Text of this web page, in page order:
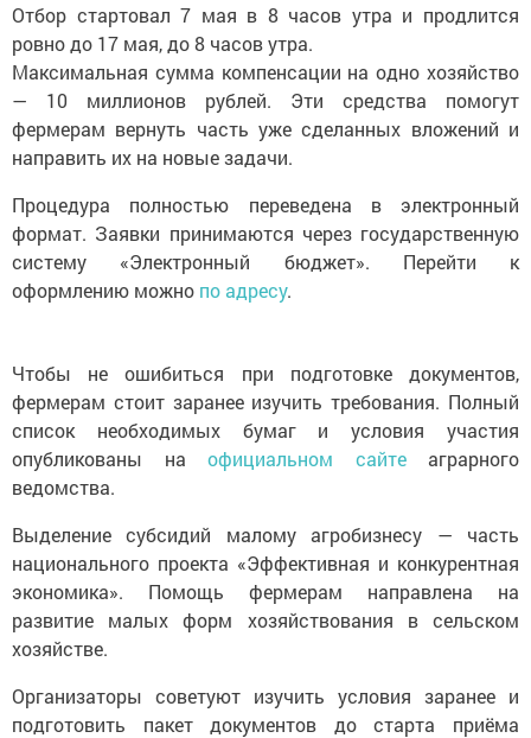
Отбор стартовал 7 мая в 8 часов утра и продлится
ровно до 17 мая, до 8 часов утра.
Максимальная сумма компенсации на одно хозяйство
— 10 миллионов рублей. Эти средства помогут
фермерам вернуть часть уже сделанных вложений и
направить их на новые задачи.
Процедура полностью переведена в электронный
формат. Заявки принимаются через государственную
систему «Электронный бюджет». Перейти к
оформлению можно по адресу.
Чтобы не ошибиться при подготовке документов,
фермерам стоит заранее изучить требования. Полный
список необходимых бумаг и условия участия
опубликованы на официальном сайтеаграрного
ведомства.
Выделение субсидий малому агробизнесу — часть
национального проекта «Эффективная и конкурентная
экономика». Помощь фермерам направлена на
развитие малых форм хозяйствования в сельском
хозяйстве.
Организаторы советуют изучить условия заранее и
подготовить пакет документов до старта приёма